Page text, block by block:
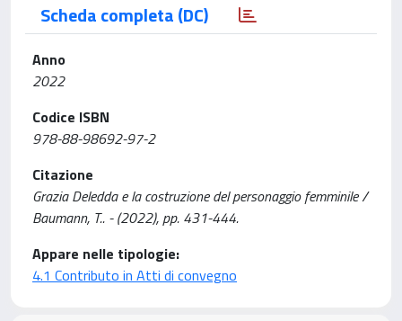
Scheda completa (DC)
Anno
2022
Codice ISBN
978-88-98692-97-2
Citazione
Grazia Deledda e la costruzione del personaggio femminile /
Baumann, T.. - (2022), pp. 431-444.
Appare nelle tipologie:
4.1 Contributo in Atti di convegno